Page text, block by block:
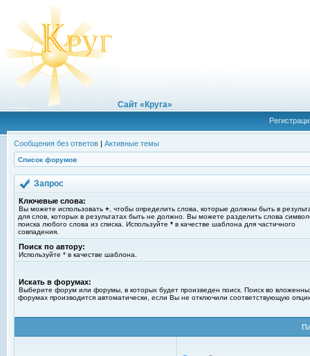
Сайт «Круга»
Сообщения без ответов | Активные темы
Список форумов
Запрос
Ключевые слова:
Вы можете использовать + , чтобы определить слова, которые должны быть в
для слов, которых в результатах быть не должно. Вы можете разделить слова
поиска любого слова из списка. Используйте * в качестве шаблона для частичного
совпадения.
Поиск по автору:
Используйте * в качестве шаблона.
Искать в форумах:
Выберите форум или форумы, в которых будет произведен поиск. Поиск во
форумах производится автоматически, если Вы не отключили соответствующую